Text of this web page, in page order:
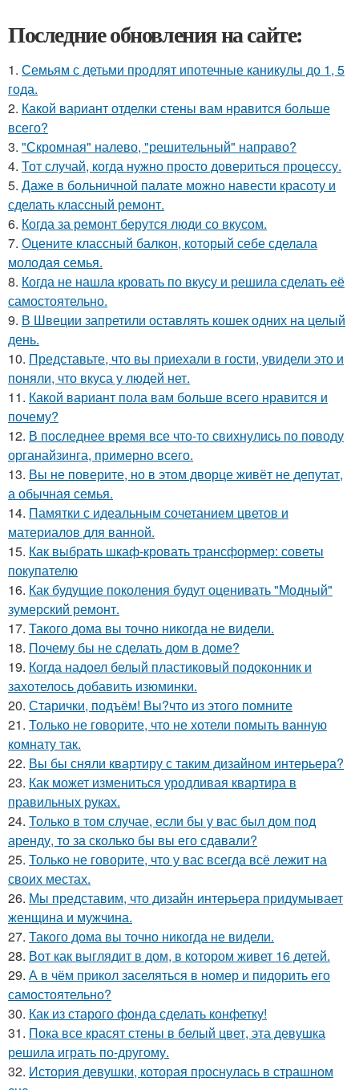
Последние обновления на сайте:
1. Семьям с детьми продлят ипотечные каникулы до 1, 5
года.
2. Какой вариант отделки стены вам нравится больше
всего?
3. "Скромная" налево, "решительный" направо?
4. Тот случай, когда нужно просто довериться процессу.
5. Даже в больничной палате можно навести красоту и
сделать классный ремонт.
6. Когда за ремонт берутся люди со вкусом.
7. Оцените классный балкон, который себе сделала
молодая семья.
8. Когда не нашла кровать по вкусу и решила сделать её
самостоятельно.
9. В Швеции запретили оставлять кошек одних на целый
день.
10. Представьте, что вы приехали в гости, увидели это и
поняли, что вкуса у людей нет.
11. Какой вариант пола вам больше всего нравится и
почему?
12. В последнее время все что-то свихнулись по поводу
органайзинга, примерно всего.
13. Вы не поверите, но в этом дворце живёт не депутат,
а обычная семья.
14. Памятки с идеальным сочетанием цветов и
материалов для ванной.
15. Как выбрать шкаф-кровать трансформер: советы
покупателю
16. Как будущие поколения будут оценивать "Модный"
зумерский ремонт.
17. Такого дома вы точно никогда не видели.
18. Почему бы не сделать дом в доме?
19. Когда надоел белый пластиковый подоконник и
захотелось добавить изюминки.
20. Старички, подъём! Вы?что из этого помните
21. Только не говорите, что не хотели помыть ванную
комнату так.
22. Вы бы сняли квартиру с таким дизайном интерьера?
23. Как может измениться уродливая квартира в
правильных руках.
24. Только в том случае, если бы у вас был дом под
аренду, то за сколько бы вы его сдавали?
25. Только не говорите, что у вас всегда всё лежит на
своих местах.
26. Мы представим, что дизайн интерьера придумывает
женщина и мужчина.
27. Такого дома вы точно никогда не видели.
28. Вот как выглядит в дом, в котором живет 16 детей.
29. А в чём прикол заселяться в номер и пидорить его
самостоятельно?
30. Как из старого фонда сделать конфетку!
31. Пока все красят стены в белый цвет, эта девушка
решила играть по-другому.
32. История девушки, которая проснулась в страшном